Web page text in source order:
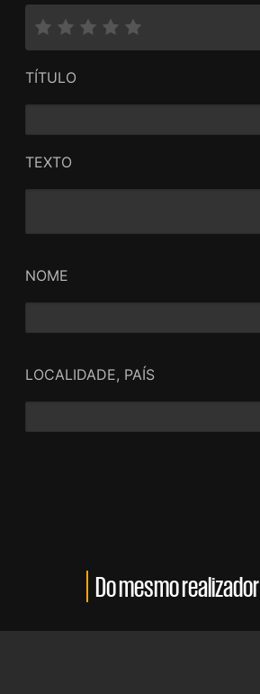
TÍTULO
TEXTO
NOME
LOCALIDADE, PAÍS
Do mesmo realizador